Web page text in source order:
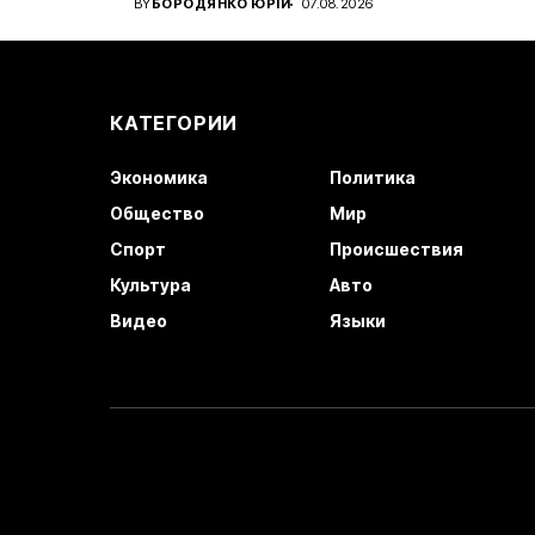
BYБОРОДЯНКО ЮРІЙ 07.08.2026
КАТЕГОРИИ
Экономика
Политика
Общество
Мир
Спорт
Происшествия
Культура
Авто
Видео
Языки